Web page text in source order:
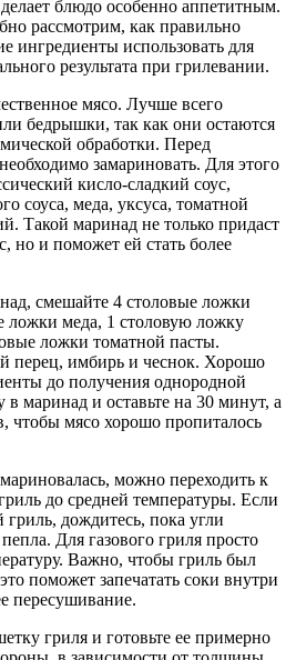
блюдо особенно аппетитным.
рассмотрим, как правильно
ингредиенты использовать для
результата при грилевании.
мясо. Лучше всего
бедрышки, так как они остаются
обработки. Перед
замариновать. Для этого
кисло-сладкий соус,
соуса, меда, уксуса, томатной
Такой маринад не только придаст
но и поможет ей стать более
смешайте 4 столовые ложки
ложки меда, 1 столовую ложку
ложки томатной пасты.
перец, имбирь и чеснок. Хорошо
до получения однородной
маринад и оставьте на 30 минут, а
чтобы мясо хорошо пропиталось
можно переходить к
до средней температуры. Если
дождитесь, пока угли
Для газового гриля просто
Важно, чтобы гриль был
поможет запечатать соки внутри
пересушивание.
гриля и готовьте ее примерно